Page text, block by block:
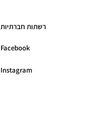
רשתות חברתיות
Facebook
Instagram